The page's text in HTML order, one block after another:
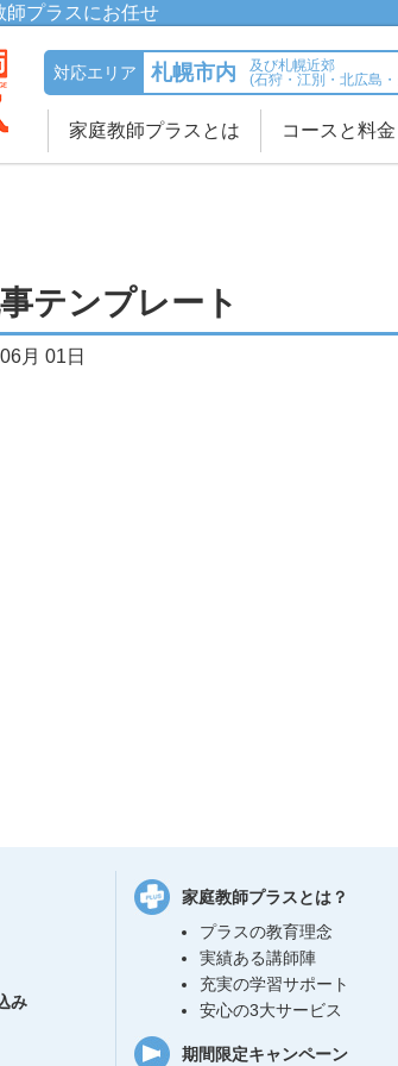
師プラスにお任せ
対応エリア 札幌市内
及び札幌近郊
(石狩・江別・北広島
家庭教師プラスとは コースと料金
テンプレート
月 01日
み
家庭教師プラスとは？
プラスの教育理念
実績ある講師陣
充実の学習サポート
安心の3大サービス
期間限定キャンペーン